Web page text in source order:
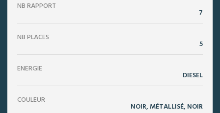
NB RAPPORT
7
NB PLACES
5
ENERGIE
DIESEL
COULEUR
NOIR, MÉTALLISÉ, NOIR